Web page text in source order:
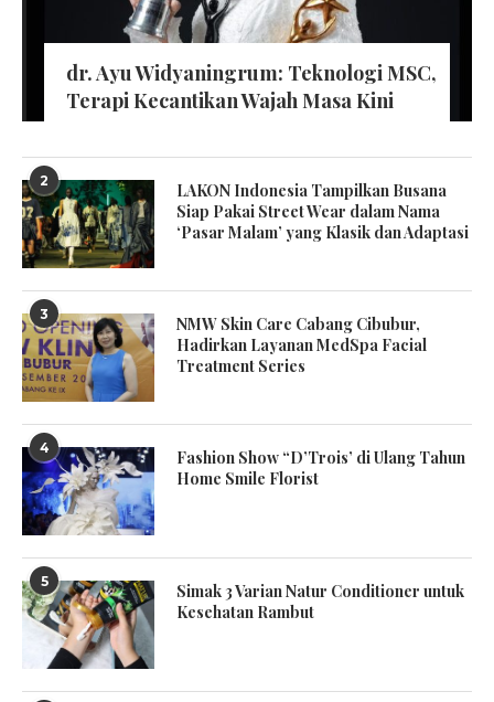
dr. Ayu Widyaningrum: Teknologi MSC,
Terapi Kecantikan Wajah Masa Kini
2
LAKON Indonesia Tampilkan Busana
Siap Pakai Street Wear dalam Nama
‘Pasar Malam’ yang Klasik dan Adaptasi
3
NMW Skin Care Cabang Cibubur,
Hadirkan Layanan MedSpa Facial
Treatment Series
4
Fashion Show “D’Trois’ di Ulang Tahun
Home Smile Florist
5
Simak 3 Varian Natur Conditioner untuk
Kesehatan Rambut